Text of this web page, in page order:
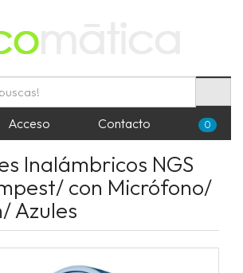
Acceso Contacto 0
Inalámbricos NGS
con Micrófono/
Azules